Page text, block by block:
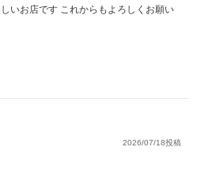
いお店です これからもよろしくお願い
2026/07/18投稿